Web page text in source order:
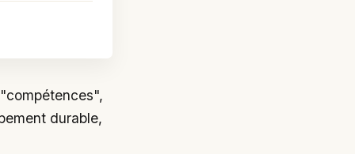
durable,